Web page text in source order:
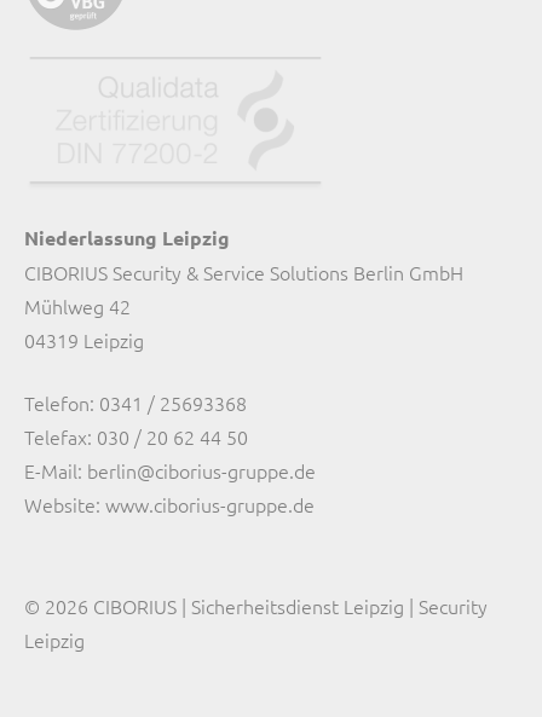
Niederlassung Leipzig
CIBORIUS Security & Service Solutions Berlin GmbH
Mühlweg 42
04319 Leipzig
Telefon: 0341 / 25693368
Telefax: 030 / 20 62 44 50
E-Mail: berlin@ciborius-gruppe.de
Website: www.ciborius-gruppe.de
© 2026 CIBORIUS | Sicherheitsdienst Leipzig | Security
Leipzig